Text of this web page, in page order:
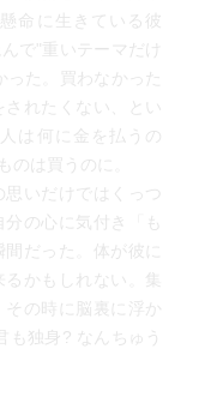
命に生きている彼
で"重いテーマだけ
た。買わなかった
れたくない、とい
は何に金を払うの
のは買うのに。
いだけではくっつ
の心に気付き「も
だった。体が彼に
かもしれない。集
の時に脳裏に浮か
も独身? なんちゅう